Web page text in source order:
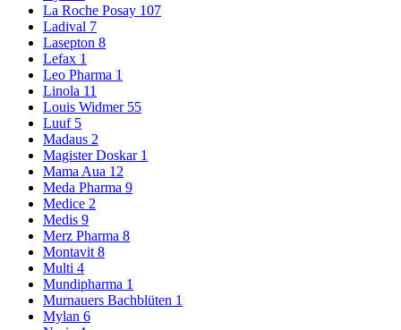
La Roche Posay 107
Ladival 7
Lasepton 8
Lefax 1
Leo Pharma 1
Linola 11
Louis Widmer 55
Luuf 5
Madaus 2
Magister Doskar 1
Mama Aua 12
Meda Pharma 9
Medice 2
Medis 9
Merz Pharma 8
Montavit 8
Multi 4
Mundipharma 1
Murnauers Bachblüten 1
Mylan 6